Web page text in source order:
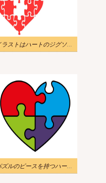
イラストはハートのジグソーパズルのピースを手に取りました
パズルのピースを持つハートのイラスト